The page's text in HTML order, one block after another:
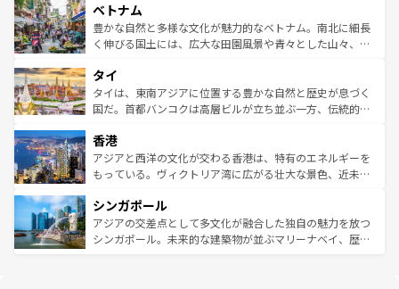
参照してほしい。
容にもいいと評判のスイーツなど、バラエティ豊かな料理
が味わえる。 なお、新着の台湾情報は コンテンツ一覧を参
照してほしい。
き、地方に足を延ばせば四季折々の自然美を楽しむことが
できる。そして、キムチや焼肉、絶品のストリートフード
まで、さまざまな韓国料理が待っている。夜には、韓国な
リティに包まれながら、韓国の多彩な魅力を心ゆくまで味
わってみてほしい。 なお、新着の韓国情報はコンテンツ一
覧を参照してほしい。
ベトナム
豊かな自然と多様な文化が魅力的なベトナム。南北に細長
く伸びる国土には、広大な田園風景や青々とした山々、世
急速な発展と共に伝統が息づく。ハノイの古い町並みやホ
ーチミン市のフランス統治時代の建物も、独特の雰囲気を
醸し出している。また、バラエティの豊かさとおいしさで
とつ。フォーやバインミー、ベトナムコーヒーなどは、ぜ
ひ現地で味わいたい。どの地域を訪れてもあたたかい人々
が旅行者を迎えてくれるので、きっと忘れられない旅にな
参照してほしい。
タイ
タイは、東南アジアに位置する豊かな自然と歴史が息づく
国だ。首都バンコクは高層ビルが立ち並ぶ一方、伝統的な
の活気が交差している。北部ではチェンマイなどの山岳地
帯で自然と触れ合い、南部ではプーケットやクラビの美し
いビーチでリゾート気分を楽しむことができる。タイ料理
激する。気候は一年中温暖で、どの季節にも異なる楽しみ
が待っている。親しみやすいタイの人々、仏教を中心とし
た文化、そして多様な観光資源が、訪れる旅人を魅了し続
香港
アジアと西洋の文化が交わる香港は、特有のエネルギーを
もっている。ヴィクトリア湾に広がる壮大な景色、近未来
み、どこを訪れても感動するはず。観光スポットが密集し
ており、効率よく見どころを回れるのも魅力。息をのむよ
うな絶景から文化的な体験まで、香港を存分に楽しみ尽く
シンガポール
アジアの交差点として多文化が融合した独自の魅力を放つ
シンガポール。未来的な建築物が並ぶマリーナベイ、歴史